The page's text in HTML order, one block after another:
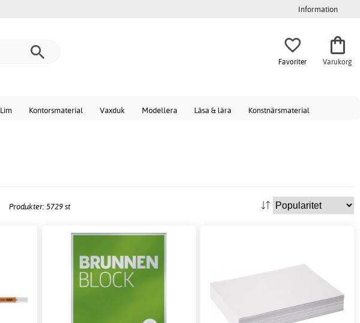
Information
Favoriter Varukorg
Lim Kontorsmaterial Vaxduk Modellera Läsa & lära Konstnärsmaterial
Produkter: 5729 st